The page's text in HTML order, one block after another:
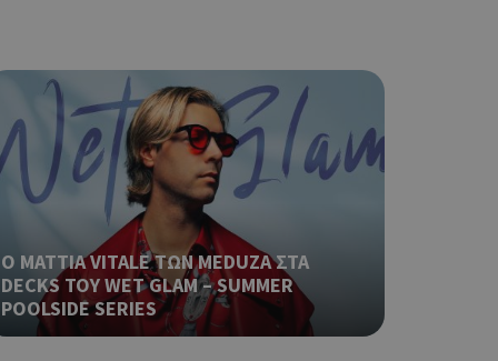
Ο MATTIA VITALE ΤΩΝ MEDUZA ΣΤΑ
DECKS ΤΟΥ WET GLAM – SUMMER
POOLSIDE SERIES
που
για ένα
μεταβλητών
είναι
ο
ένα καλό
σελίδων.
Google